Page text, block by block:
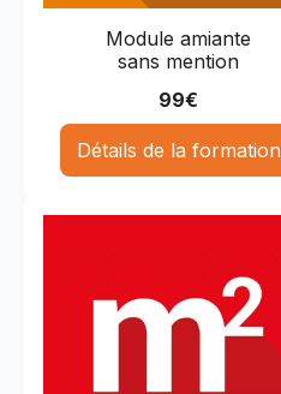
Module amiante
sans mention
99€
Détails de la formation